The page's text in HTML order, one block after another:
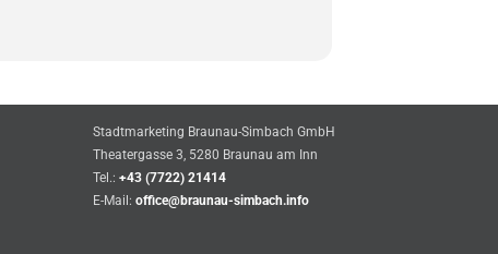
Stadtmarketing Braunau-Simbach GmbH
Theatergasse 3, 5280 Braunau am Inn
Tel.: +43 (7722) 21414
E-Mail: office@braunau-simbach.info